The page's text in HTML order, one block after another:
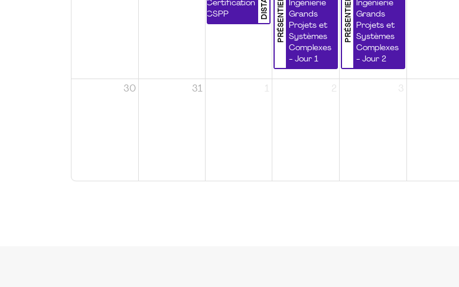
Certification
CSPP
PRÉSENTIEL
Ingénierie
Grands
Projets et
Systèmes
Complexes
- Jour 1
PRÉSENTIEL
Ingénierie
Grands
Projets et
Systèmes
Complexes
- Jour 2
30 31 1 2 3